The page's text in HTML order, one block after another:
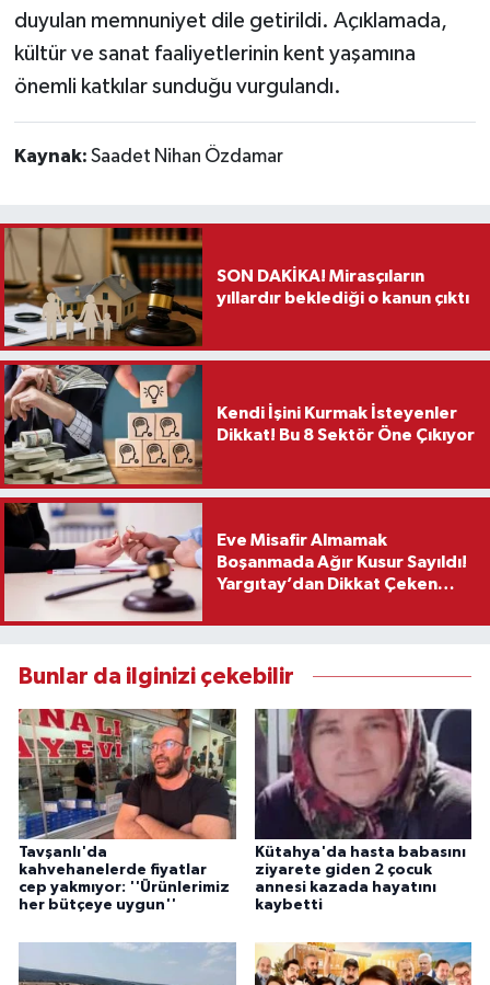
duyulan memnuniyet dile getirildi. Açıklamada,
kültür ve sanat faaliyetlerinin kent yaşamına
önemli katkılar sunduğu vurgulandı.
Kaynak: Saadet Nihan Özdamar
SON DAKİKA! Mirasçıların
yıllardır beklediği o kanun çıktı
Kendi İşini Kurmak İsteyenler
Dikkat! Bu 8 Sektör Öne Çıkıyor
Eve Misafir Almamak
Boşanmada Ağır Kusur Sayıldı!
Yargıtay’dan Dikkat Çeken
Bunlar da ilginizi çekebilir
Tavşanlı'da
kahvehanelerde fiyatlar
cep yakmıyor: ''Ürünlerimiz
her bütçeye uygun''
Kütahya'da hasta babasını
ziyarete giden 2 çocuk
annesi kazada hayatını
kaybetti